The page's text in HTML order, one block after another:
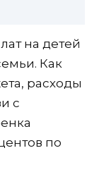
на детей
Как
расходы
с
по